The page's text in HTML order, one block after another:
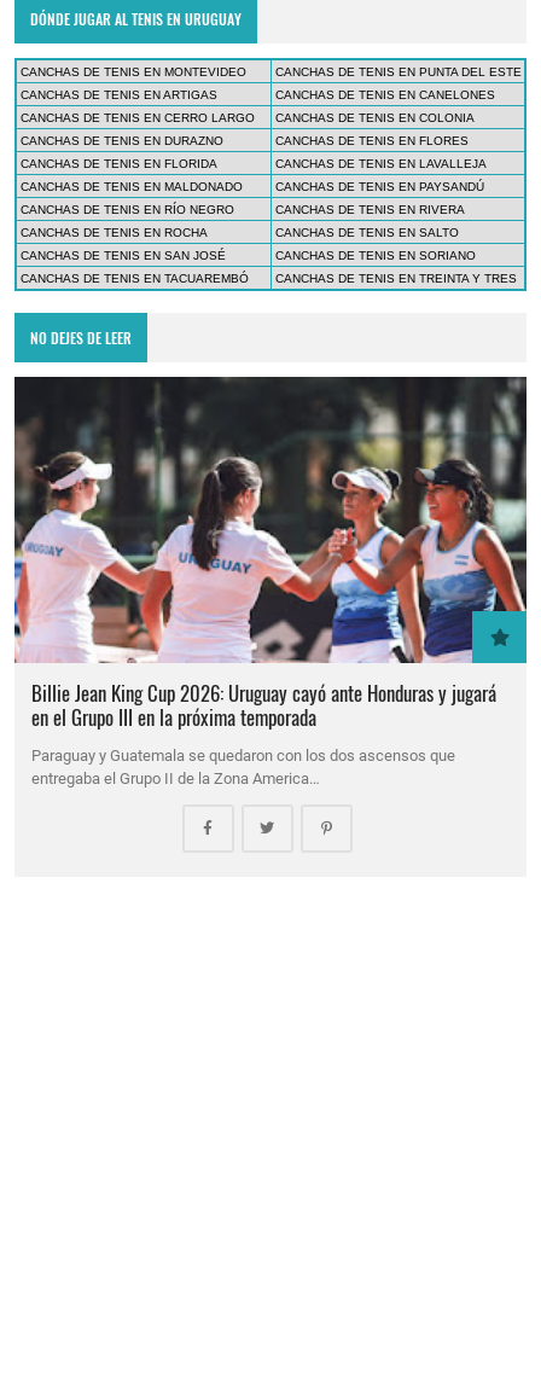
DÓNDE JUGAR AL TENIS EN URUGUAY
CANCHAS DE TENIS EN MONTEVIDEO
CANCHAS DE TENIS EN PUNTA DEL ESTE
CANCHAS DE TENIS EN ARTIGAS
CANCHAS DE TENIS EN CANELONES
CANCHAS DE TENIS EN CERRO LARGO
CANCHAS DE TENIS EN COLONIA
CANCHAS DE TENIS EN DURAZNO
CANCHAS DE TENIS EN FLORES
CANCHAS DE TENIS EN FLORIDA
CANCHAS DE TENIS EN LAVALLEJA
CANCHAS DE TENIS EN MALDONADO
CANCHAS DE TENIS EN PAYSANDÚ
CANCHAS DE TENIS EN RÍO NEGRO
CANCHAS DE TENIS EN RIVERA
CANCHAS DE TENIS EN ROCHA
CANCHAS DE TENIS EN SALTO
CANCHAS DE TENIS EN SAN JOSÉ
CANCHAS DE TENIS EN SORIANO
CANCHAS DE TENIS EN TACUAREMBÓ
CANCHAS DE TENIS EN TREINTA Y TRES
NO DEJES DE LEER
Billie Jean King Cup 2026: Uruguay cayó ante Honduras y jugará
en el Grupo III en la próxima temporada
Paraguay y Guatemala se quedaron con los dos ascensos que
entregaba el Grupo II de la Zona America…